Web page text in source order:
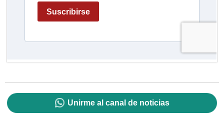
Unirme al canal de noticias